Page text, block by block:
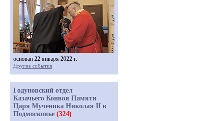
основан 22 января 2022 г.
Другие события
Годуновский отдел
Казачьего Конвоя Памяти
Царя Мученика Николая II в
Подмосковье (324)